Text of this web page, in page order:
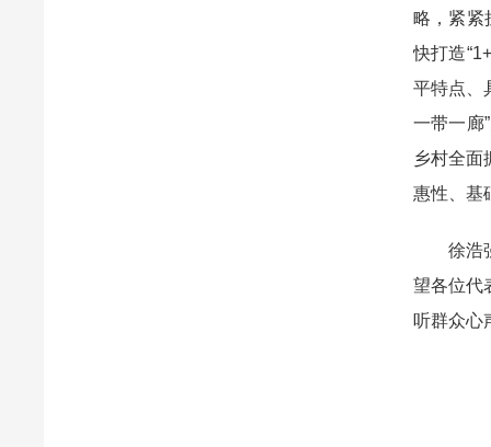
略，紧紧
快打造
平特点、
一带一廊
乡村全面
惠性、基
徐浩强
望各位代
听群众心